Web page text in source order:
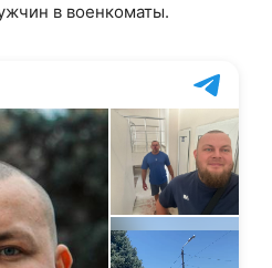
в военкоматы.